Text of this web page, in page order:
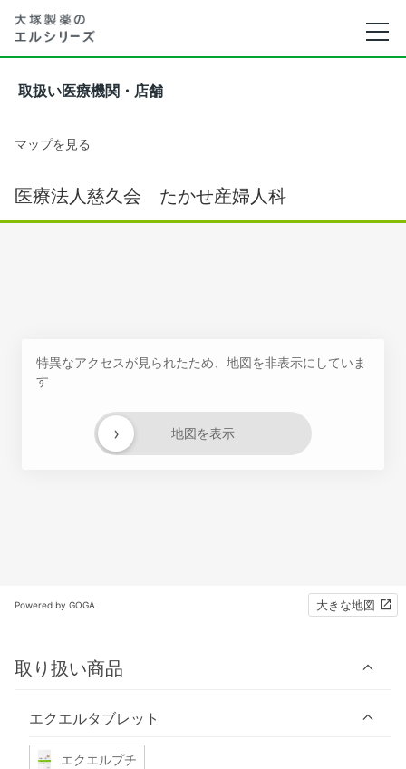
取扱い医療機関・店舗
マップを見る
医療法人慈久会 たかせ産婦人科
特異なアクセスが見られたため、地図を非表示にしていま
す
地図を表示
›
Powered by GOGA 大きな地図
取り扱い商品
エクエルタブレット
エクエルプチ